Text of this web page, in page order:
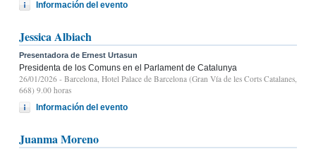
Información del evento
Jessica Albiach
Presentadora de Ernest Urtasun
Presidenta de los Comuns en el Parlament de Catalunya
26/01/2026 - Barcelona, Hotel Palace de Barcelona (Gran Vía de les Corts Catalanes,
668) 9.00 horas
Información del evento
Juanma Moreno